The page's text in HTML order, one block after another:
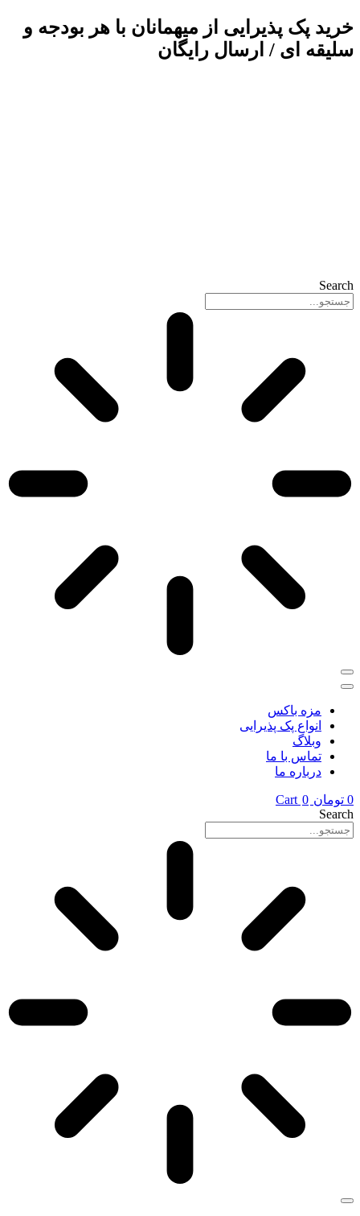
پرش
به
محتوا
خرید پک پذیرایی از میهمانان با هر بودجه و
سلیقه ای / ارسال رایگان
Search
مزه باکس
انواع پک پذیرایی
وبلاگ
تماس با ما
درباره ما
0 تومان 0
Cart
Search